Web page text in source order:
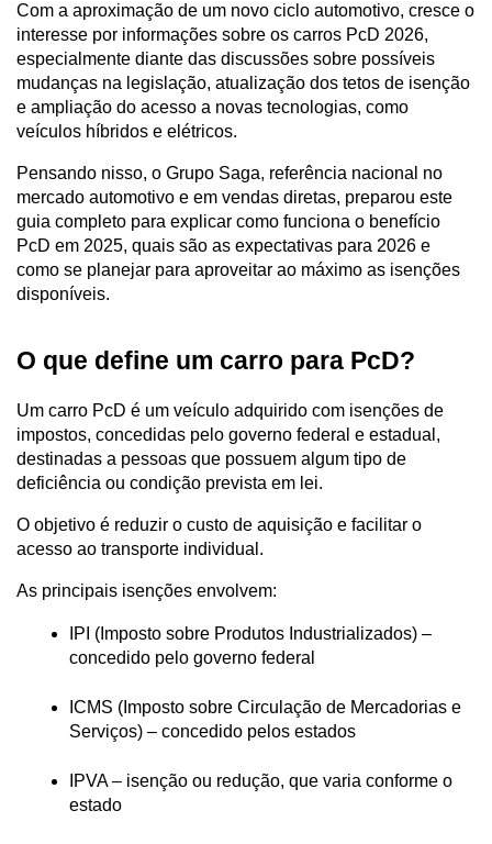
Com a aproximação de um novo ciclo automotivo, cresce o
interesse por informações sobre os carros PcD 2026,
especialmente diante das discussões sobre possíveis
mudanças na legislação, atualização dos tetos de isenção
e ampliação do acesso a novas tecnologias, como
veículos híbridos e elétricos.
Pensando nisso, o Grupo Saga, referência nacional no
mercado automotivo e em vendas diretas, preparou este
guia completo para explicar como funciona o benefício
PcD em 2025, quais são as expectativas para 2026 e
como se planejar para aproveitar ao máximo as isenções
disponíveis.
O que define um carro para PcD?
Um carro PcD é um veículo adquirido com isenções de
impostos, concedidas pelo governo federal e estadual,
destinadas a pessoas que possuem algum tipo de
deficiência ou condição prevista em lei.
O objetivo é reduzir o custo de aquisição e facilitar o
acesso ao transporte individual.
As principais isenções envolvem:
IPI (Imposto sobre Produtos Industrializados) –
concedido pelo governo federal
ICMS (Imposto sobre Circulação de Mercadorias e
Serviços) – concedido pelos estados
IPVA – isenção ou redução, que varia conforme o
estado